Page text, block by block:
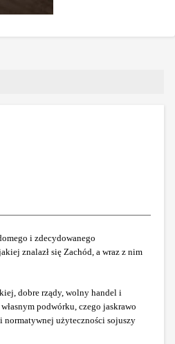
i zdecydowanego
znalazł się Zachód, a wraz z nim
dobre rządy, wolny handel i
podwórku, czego jaskrawo
normatywnej użyteczności sojuszy